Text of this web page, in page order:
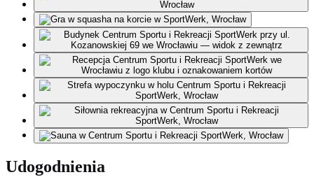
Udogodnienia